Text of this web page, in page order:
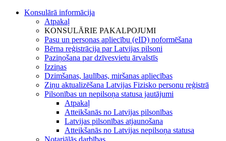
Konsulārā informācija
Atpakaļ
KONSULĀRIE PAKALPOJUMI
Pasu un personas apliecību (eID) noformēšana
Bērna reģistrācija par Latvijas pilsoni
Paziņošana par dzīvesvietu ārvalstīs
Izziņas
Dzimšanas, laulības, miršanas apliecības
Ziņu aktualizēšana Latvijas Fizisko personu reģistrā
Pilsonības un nepilsoņa statusa jautājumi
Atpakaļ
Atteikšanās no Latvijas pilsonības
Latvijas pilsonības atjaunošana
Atteikšanās no Latvijas nepilsoņa statusa
Notariālās darbības